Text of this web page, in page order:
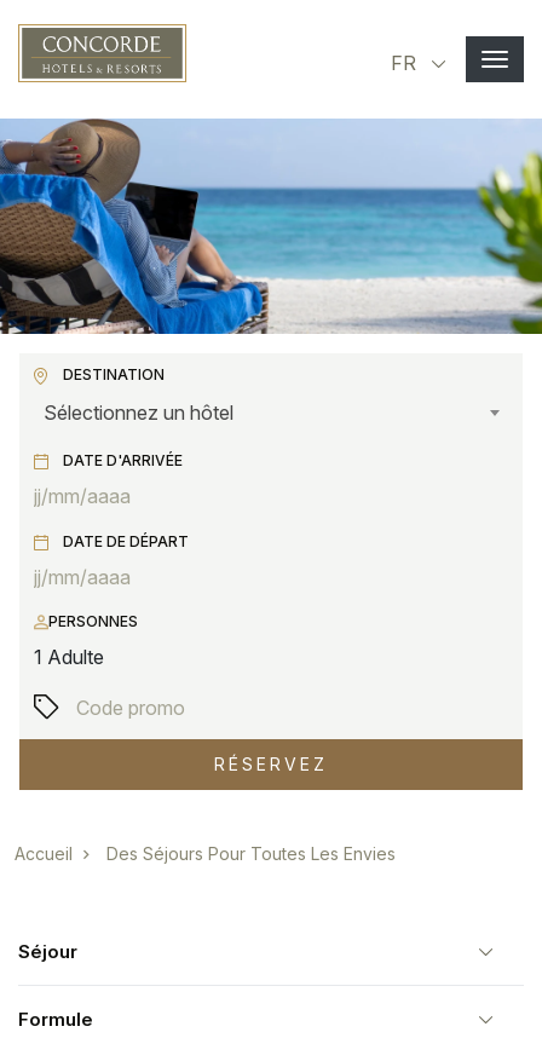
Select
FR
DESTINATION
Sélectionnez un hôtel
DATE D'ARRIVÉE
DATE DE DÉPART
PERSONNES
1 Adulte
RÉSERVEZ
Accueil Des Séjours Pour Toutes Les Envies
Séjour
Formule